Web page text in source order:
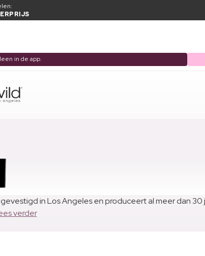
in de app.
in Los Angeles en produceert al meer dan
verder